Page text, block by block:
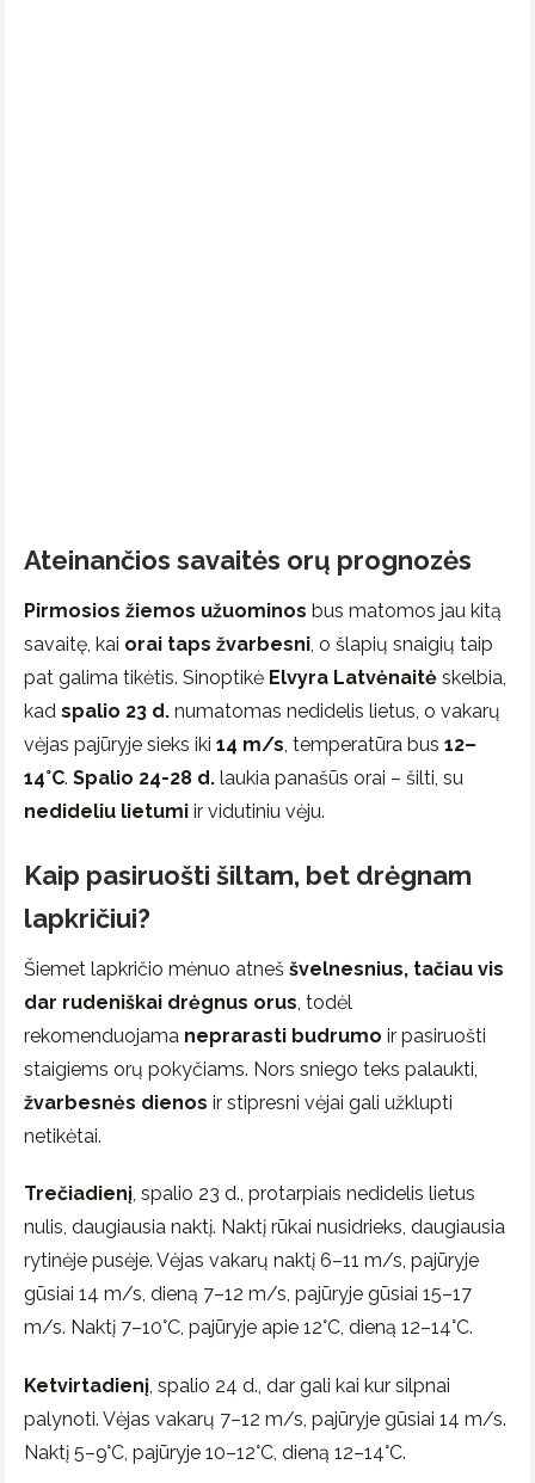
Ateinančios savaitės orų prognozės
Pirmosios žiemos užuominos bus matomos jau kitą
savaitę, kai orai taps žvarbesni, o šlapių snaigių taip
pat galima tikėtis. Sinoptikė Elvyra Latvėnaitė skelbia,
kad spalio 23 d. numatomas nedidelis lietus, o vakarų
vėjas pajūryje sieks iki 14 m/s, temperatūra bus 12–
14°C. Spalio 24-28 d. laukia panašūs orai – šilti, su
nedideliu lietumi ir vidutiniu vėju.
Kaip pasiruošti šiltam, bet drėgnam
lapkričiui?
Šiemet lapkričio mėnuo atneš švelnesnius, tačiau vis
dar rudeniškai drėgnus orus , todėl
rekomenduojama neprarasti budrumo ir pasiruošti
staigiems orų pokyčiams. Nors sniego teks palaukti,
žvarbesnės dienos ir stipresni vėjai gali užklupti
netikėtai.
Trečiadienį, spalio 23 d., protarpiais nedidelis lietus
nulis, daugiausia naktį. Naktį rūkai nusidrieks, daugiausia
rytinėje pusėje. Vėjas vakarų naktį 6–11 m/s, pajūryje
gūsiai 14 m/s, dieną 7–12 m/s, pajūryje gūsiai 15–17
m/s. Naktį 7–10°C, pajūryje apie 12°C, dieną 12–14°C.
Ketvirtadienį, spalio 24 d., dar gali kai kur silpnai
palynoti. Vėjas vakarų 7–12 m/s, pajūryje gūsiai 14 m/s.
Naktį 5–9°C, pajūryje 10–12°C, dieną 12–14°C.